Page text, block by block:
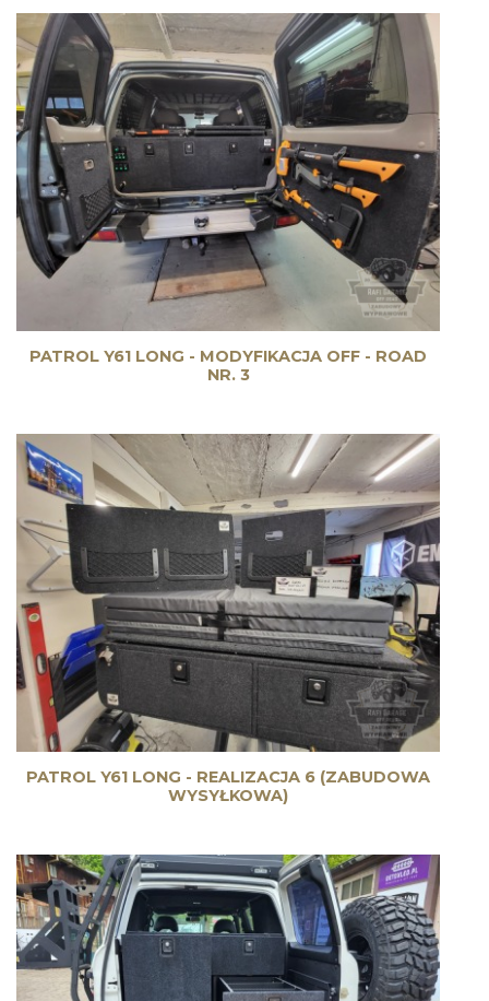
PATROL Y61 LONG - MODYFIKACJA OFF - ROAD
NR. 3
PATROL Y61 LONG - REALIZACJA 6 (ZABUDOWA
WYSYŁKOWA)